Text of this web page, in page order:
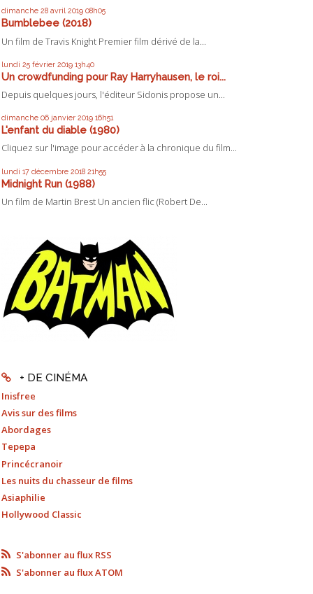
dimanche 28 avril 2019 08h05
Bumblebee (2018)
Un film de Travis Knight Premier film dérivé de la...
lundi 25 février 2019 13h40
Un crowdfunding pour Ray Harryhausen, le roi...
Depuis quelques jours, l'éditeur Sidonis propose un...
dimanche 06 janvier 2019 16h51
L'enfant du diable (1980)
Cliquez sur l'image pour accéder à la chronique du film...
lundi 17 décembre 2018 21h55
Midnight Run (1988)
Un film de Martin Brest Un ancien flic (Robert De...
+ DE CINÉMA
Inisfree
Avis sur des films
Abordages
Tepepa
Princécranoir
Les nuits du chasseur de films
Asiaphilie
Hollywood Classic
S'abonner au flux RSS
S'abonner au flux ATOM